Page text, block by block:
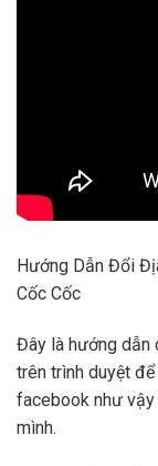
Hướng Dẫn Đổi
Cốc Cốc
Đây là hướng dẫn
trên trình duyệt
facebook như
mình.